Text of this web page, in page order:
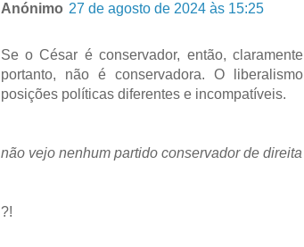
Anónimo 27 de agosto de 2024 às 15:25
Se o César é conservador, então,
portanto, não é conservadora. O
posições políticas diferentes e incompatíveis.
não vejo nenhum partido conservador de
?!